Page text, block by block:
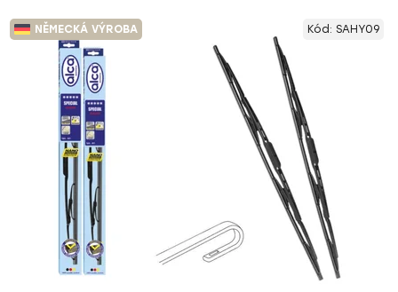
NĚMECKÁ VÝROBA Kód: SAHY09